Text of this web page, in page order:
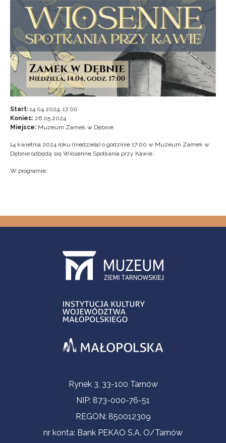
Start: 14.04.2024, 17:00
Koniec: 26.05.2024
Miejsce: Muzeum Zamek w Dębnie
14 kwietnia 2024 roku (niedziela) o godzinie 17:00 w Muzeum Zamek w
Dębnie odbędą się Wiosenne Spotkania przy Kawie.
W programie:
Informacje kontaktoweRynek 3, 33-100 Tarnów
NIP: 873-000-76-51
REGON: 850012309
nr konta: Bank PEKAO S.A. O/Tarnów